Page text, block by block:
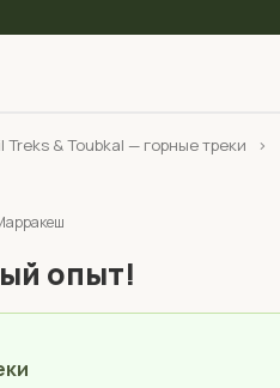
Treks & Toubkal — горные треки ›
опыт!